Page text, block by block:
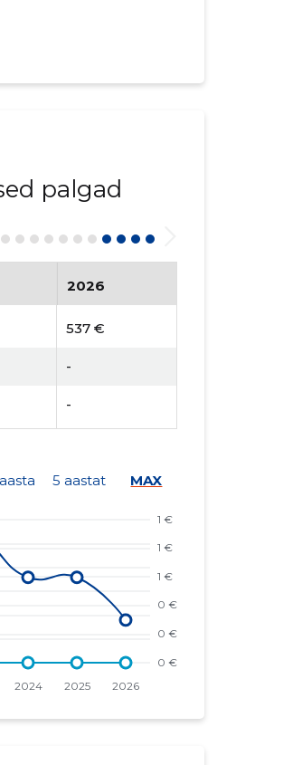
palgad
2026
537 €
-
-
5 aastat MAX